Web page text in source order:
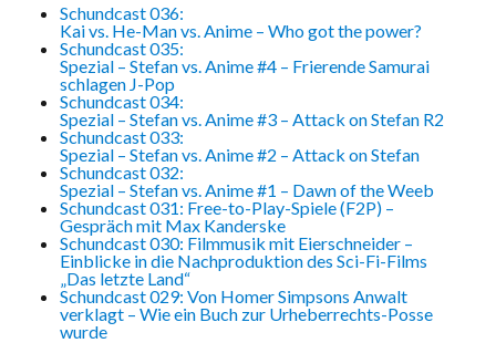
Vier
auf
(2016)
Schundcast 036:
Kai vs. He-Man vs. Anime – Who got the power?
Schundcast 035:
Spezial – Stefan vs. Anime #4 – Frierende Samurai
schlagen J-Pop
Schundcast 034:
Spezial – Stefan vs. Anime #3 – Attack on Stefan R2
Schundcast 033:
Spezial – Stefan vs. Anime #2 – Attack on Stefan
Schundcast 032:
Spezial – Stefan vs. Anime #1 – Dawn of the Weeb
Schundcast 031: Free-to-Play-Spiele (F2P) –
Gespräch mit Max Kanderske
Schundcast 030: Filmmusik mit Eierschneider –
Einblicke in die Nachproduktion des Sci-Fi-Films
„Das letzte Land“
Schundcast 029: Von Homer Simpsons Anwalt
verklagt – Wie ein Buch zur Urheberrechts-Posse
wurde